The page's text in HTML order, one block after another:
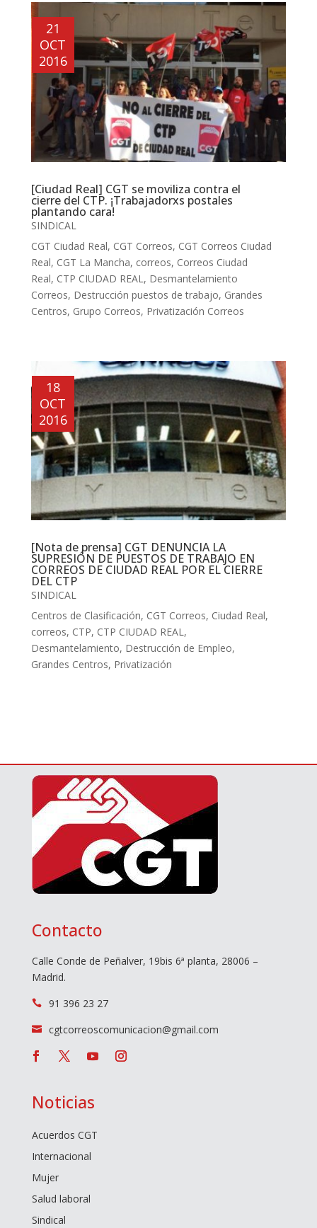
[Ciudad Real] CGT se moviliza contra el
cierre del CTP. ¡Trabajadorxs postales
plantando cara!
21
OCT
2016
SINDICAL
CGT Ciudad Real, CGT Correos, CGT Correos Ciudad
Real, CGT La Mancha, correos, Correos Ciudad
Real, CTP CIUDAD REAL , Desmantelamiento
Correos, Destrucción puestos de trabajo, Grandes
Centros, Grupo Correos, Privatización Correos
[Nota de prensa] CGT DENUNCIA LA
SUPRESIÓN DE PUESTOS DE TRABAJO EN
CORREOS DE CIUDAD REAL POR EL CIERRE
DEL CTP
18
OCT
2016
SINDICAL
Centros de Clasificación, CGT Correos, Ciudad Real,
correos, CTP, CTP CIUDAD REAL,
Desmantelamiento, Destrucción de Empleo,
Grandes Centros, Privatización
Contacto
Calle Conde de Peñalver, 19bis 6ª planta, 28006 –
Madrid.
 91 396 23 27
 cgtcorreoscomunicacion@gmail.com
Noticias
Acuerdos CGT
Internacional
Mujer
Salud laboral
Sindical